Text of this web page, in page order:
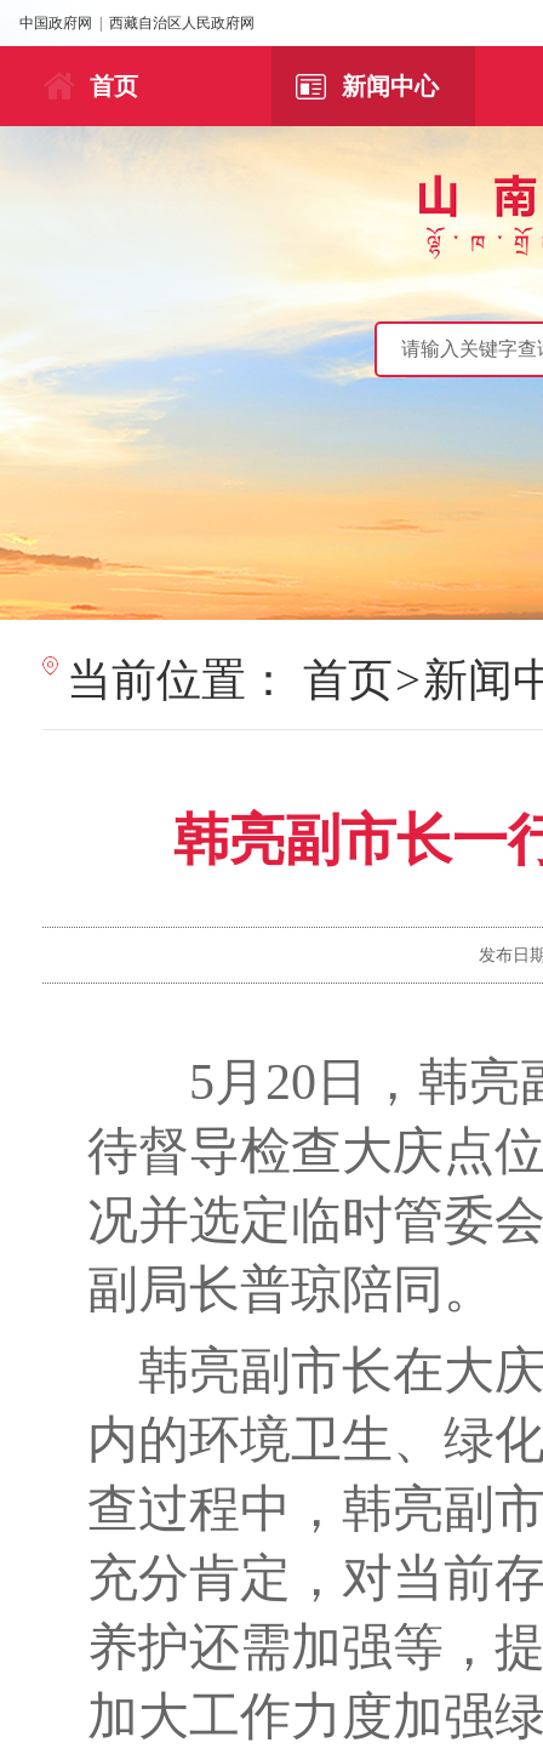
中国政府网 西藏自治区人民政府网
首页 新闻中心
当前位置： 首页>新闻
韩亮副市长一
发布日
5月 20 日
，韩
待督导检查大庆点
况并选定临时管委
副局长普琼陪同。
韩亮副市长在大
内的环境卫生、绿
查过程中，韩亮副
充分肯定， 对当前
养护还需加强等 ，
加大工作力度加强